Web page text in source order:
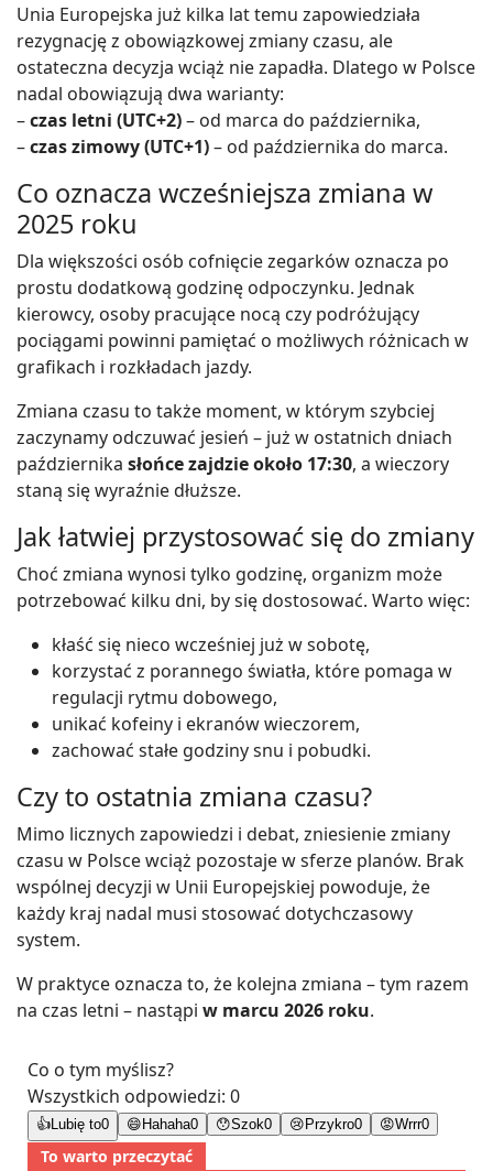
Unia Europejska już kilka lat temu zapowiedziała
rezygnację z obowiązkowej zmiany czasu, ale
ostateczna decyzja wciąż nie zapadła. Dlatego w Polsce
nadal obowiązują dwa warianty:
–czas letni (UTC+2)– od marca do października,
–czas zimowy (UTC+1)– od października do marca.
Co oznacza wcześniejsza zmiana w
2025 roku
Dla większości osób cofnięcie zegarków oznacza po
prostu dodatkową godzinę odpoczynku. Jednak
kierowcy, osoby pracujące nocą czy podróżujący
pociągami powinni pamiętać o możliwych różnicach w
grafikach i rozkładach jazdy.
Zmiana czasu to także moment, w którym szybciej
zaczynamy odczuwać jesień – już w ostatnich dniach
października słońce zajdzie około 17:30, a wieczory
staną się wyraźnie dłuższe.
Jak łatwiej przystosować się do zmiany
Choć zmiana wynosi tylko godzinę, organizm może
potrzebować kilku dni, by się dostosować. Warto więc:
kłaść się nieco wcześniej już w sobotę,
korzystać z porannego światła, które pomaga w
regulacji rytmu dobowego,
unikać kofeiny i ekranów wieczorem,
zachować stałe godziny snu i pobudki.
Czy to ostatnia zmiana czasu?
Mimo licznych zapowiedzi i debat, zniesienie zmiany
czasu w Polsce wciąż pozostaje w sferze planów. Brak
wspólnej decyzji w Unii Europejskiej powoduje, że
każdy kraj nadal musi stosować dotychczasowy
system.
W praktyce oznacza to, że kolejna zmiana – tym razem
na czas letni – nastąpi w marcu 2026 roku.
Co o tym myślisz?
Wszystkich odpowiedzi: 0
👍 Lubię to0 😄 Hahaha0 😯Szok0 😢 Przykro0 😡Wrrr0
To warto przeczytać